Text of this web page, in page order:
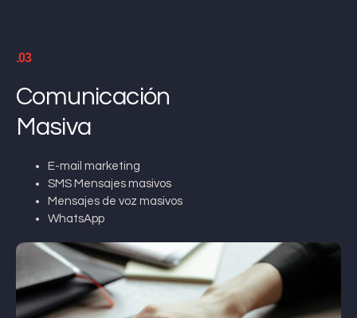
.03
Comunicación
Masiva
E-mail marketing
SMS Mensajes masivos
Mensajes de voz masivos
WhatsApp